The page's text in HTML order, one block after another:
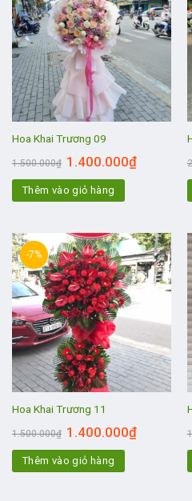
Hoa Khai Trương 09
1.500.000₫ 1.400.000₫
Thêm vào giỏ hàng
-7%
Hoa Khai Trương 11
1.500.000₫ 1.400.000₫
Thêm vào giỏ hàng